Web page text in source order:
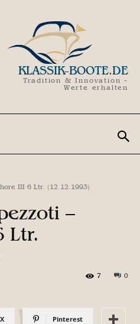
KLASSIK-BOOTE.DE
Tradition & Innovation -
Werte erhalten
III 6 Ltr. (12.12.1993)
–
Ltr.
0
7
X Pinterest